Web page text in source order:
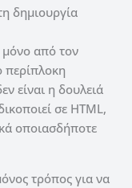
δημιουργία
μόνο από τον
περίπλοκη
είναι η δουλειά
σε HTML,
οποιασδήποτε
τρόπος για να